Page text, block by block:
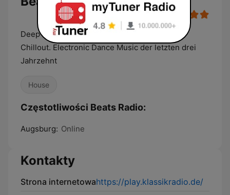
Deep House, House, Electro, Nu-Disco und
Chillout. Electronic Dance Music der letzten drei
Jahrzehnt
House
Częstotliwości Beats Radio:
Augsburg: Online
Kontakty
Strona internetowahttps://play.klassikradio.de/